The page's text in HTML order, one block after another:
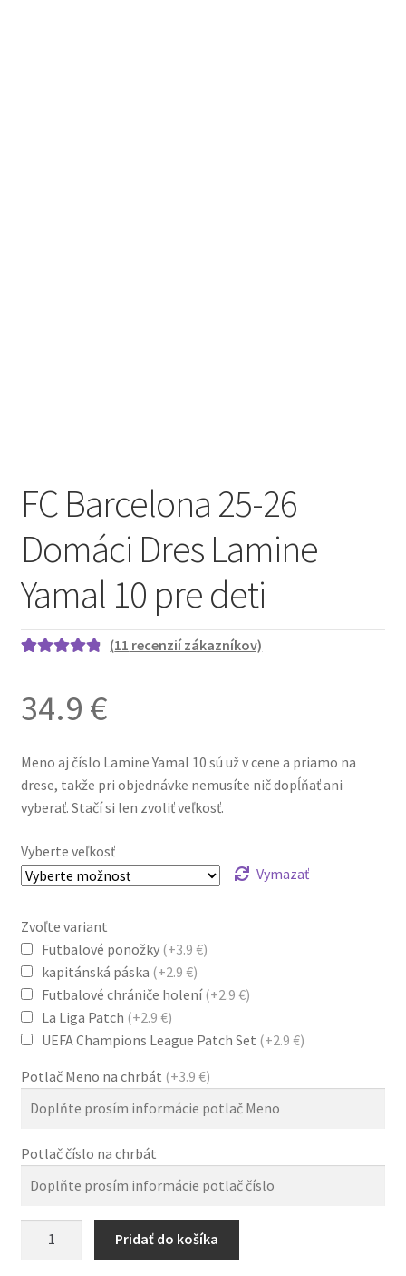
FC Barcelona 25-26
Domáci Dres Lamine
Yamal 10 pre deti
základe
recenzií
(11 recenzií zákazníkov)
34.9 €
Meno aj číslo Lamine Yamal 10 sú už v cene a priamo na
drese, takže pri objednávke nemusíte nič dopĺňať ani
vyberať. Stačí si len zvoliť veľkosť.
Vyberte veľkosť
Vymazať
Zvoľte variant
Futbalové ponožky (+3.9 €)
kapitánská páska (+2.9 €)
Futbalové chrániče holení(+2.9 €)
La Liga Patch (+2.9 €)
UEFA Champions League Patch Set (+2.9 €)
Potlač Meno na chrbát (+3.9 €)
Potlač číslo na chrbát
Pridať do košíka